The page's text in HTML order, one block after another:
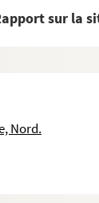
sur la
Nord.